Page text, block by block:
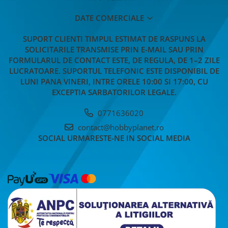
MACHETE MOTOCICLETE SI
BICICLETE
MACHETE NAVE MILITARE –
Miniaturi Navale de Colectie
MACHETE RALIU – Miniaturi Masini
MINI DIORAME
VITRINE, FIGURINE, ACCESORII
MACHETE
PARTY
ACCESORII CARNAVAL
ACCESORII SI BIJUTERII CARNAVAL
DATE COMERCIALE
SUPORT CLIENTI TIMPUL ESTIMAT DE RASPUNS LA
SOLICITARILE TRANSMISE PRIN E-MAIL SAU PRIN
FORMULARUL DE CONTACT ESTE, DE REGULA, DE 1–2 ZILE
LUCRATOARE. SUPORTUL TELEFONIC ESTE DISPONIBIL DE
LUNI PANA VINERI, INTRE ORELE 10:00 SI 17:00, CU
EXCEPTIA SARBATORILOR LEGALE.
0771636020
contact@hobbyplanet.ro
SOCIAL URMARESTE-NE IN SOCIAL MEDIA